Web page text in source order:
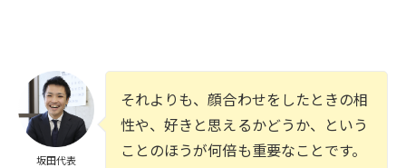
坂田代表
それよりも、顔合わせをしたときの相
性や、好きと思えるかどうか、という
ことのほうが何倍も重要なことです。